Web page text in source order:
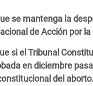
Oriental
del Sur
de Refugiados Rohinyá
se mantenga la
de Acción por
si el Tribunal
en diciembre
del aborto.